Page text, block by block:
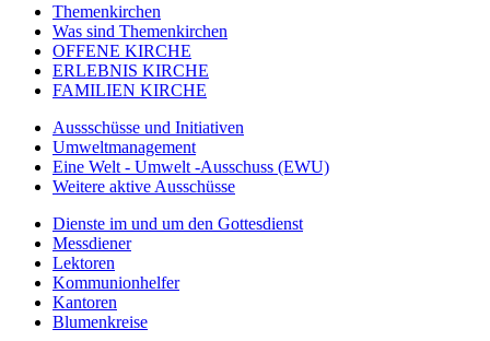
Themenkirchen
Was sind Themenkirchen
OFFENE KIRCHE
ERLEBNIS KIRCHE
FAMILIEN KIRCHE
Aussschüsse und Initiativen
Umweltmanagement
Eine Welt - Umwelt -Ausschuss (EWU)
Weitere aktive Ausschüsse
Dienste im und um den Gottesdienst
Messdiener
Lektoren
Kommunionhelfer
Kantoren
Blumenkreise